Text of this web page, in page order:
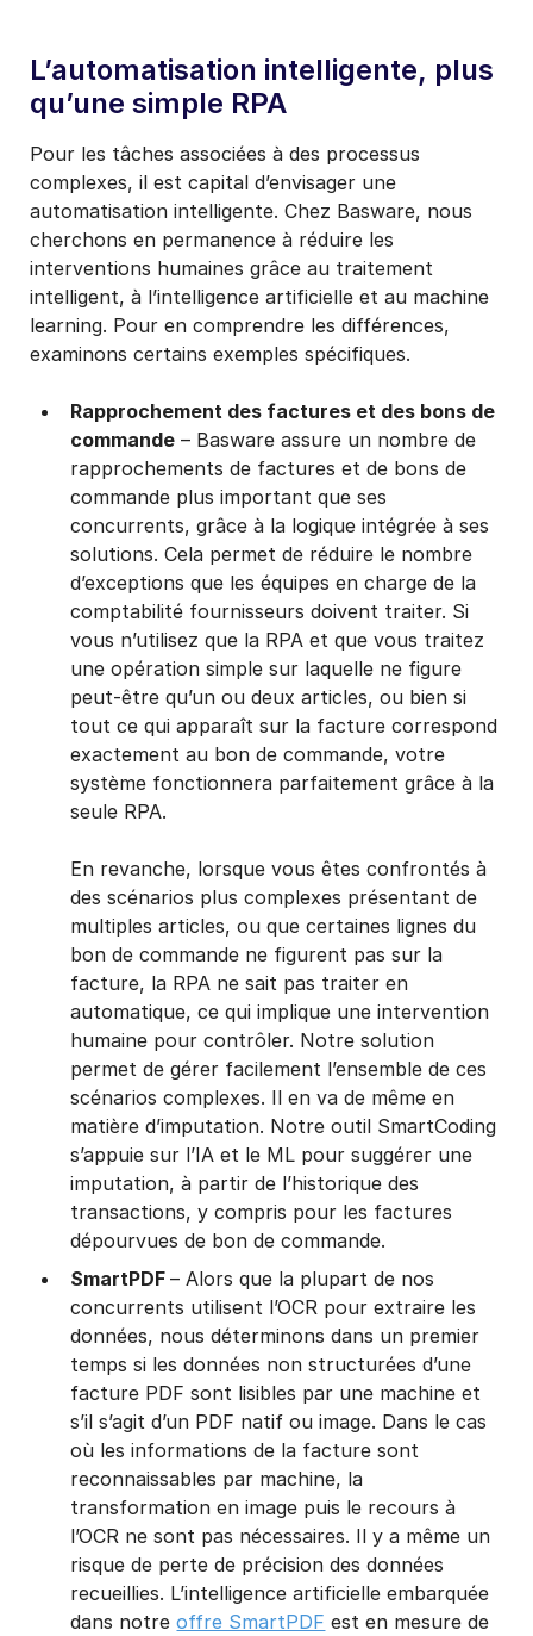
L’automatisation intelligente, plus
qu’une simple RPA
Pour les tâches associées à des processus
complexes, il est capital d’envisager une
automatisation intelligente. Chez Basware, nous
cherchons en permanence à réduire les
interventions humaines grâce au traitement
intelligent, à l’intelligence artificielle et au machine
learning. Pour en comprendre les différences,
examinons certains exemples spécifiques.
Rapprochement des factures et des bons de
commande – Basware assure un nombre de
rapprochements de factures et de bons de
commande plus important que ses
concurrents, grâce à la logique intégrée à ses
solutions. Cela permet de réduire le nombre
d’exceptions que les équipes en charge de la
comptabilité fournisseurs doivent traiter. Si
vous n’utilisez que la RPA et que vous traitez
une opération simple sur laquelle ne figure
peut-être qu’un ou deux articles, ou bien si
tout ce qui apparaît sur la facture correspond
exactement au bon de commande, votre
système fonctionnera parfaitement grâce à la
seule RPA.
En revanche, lorsque vous êtes confrontés à
des scénarios plus complexes présentant de
multiples articles, ou que certaines lignes du
bon de commande ne figurent pas sur la
facture, la RPA ne sait pas traiter en
automatique, ce qui implique une intervention
humaine pour contrôler. Notre solution
permet de gérer facilement l’ensemble de ces
scénarios complexes. Il en va de même en
matière d’imputation. Notre outil SmartCoding
s’appuie sur l’IA et le ML pour suggérer une
imputation, à partir de l’historique des
transactions, y compris pour les factures
dépourvues de bon de commande.
SmartPDF – Alors que la plupart de nos
concurrents utilisent l’OCR pour extraire les
données, nous déterminons dans un premier
temps si les données non structurées d’une
facture PDF sont lisibles par une machine et
s’il s’agit d’un PDF natif ou image. Dans le cas
où les informations de la facture sont
reconnaissables par machine, la
transformation en image puis le recours à
l’OCR ne sont pas nécessaires. Il y a même un
risque de perte de précision des données
recueillies. L’intelligence artificielle embarquée
dans notre offre SmartPDF est en mesure de